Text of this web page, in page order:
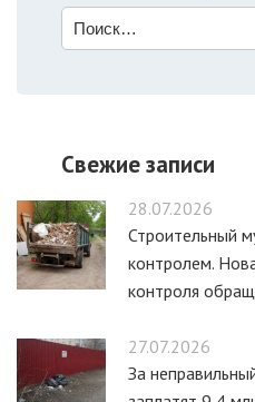
Свежие записи
28.07.2026
Строительный
контролем.
контроля
27.07.2026
За